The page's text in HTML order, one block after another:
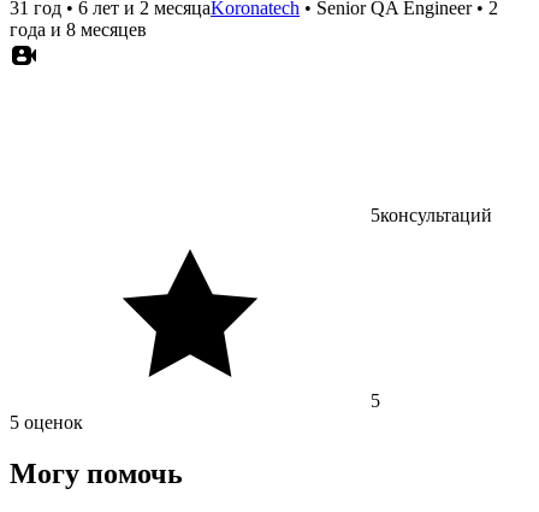
31 год • 6 лет и 2 месяцаKoronatech • Senior QA Engineer• 2
года и 8 месяцев
5консультаций
5
5 оценок
Могу помочь